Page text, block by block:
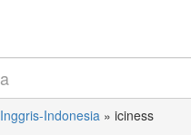
Inggris-Indonesia » iciness